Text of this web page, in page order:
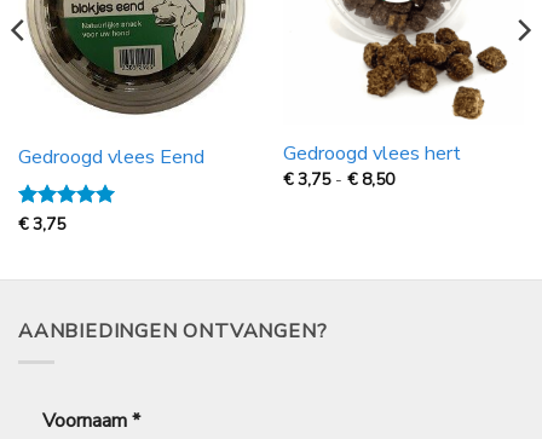
Gedroogd vlees Eend
Gewaardeerd
€3,75
Gedroogd vlees hert
€3,75 - €8,50Prijsklasse:
AANBIEDINGEN ONTVANGEN?
Voornaam*